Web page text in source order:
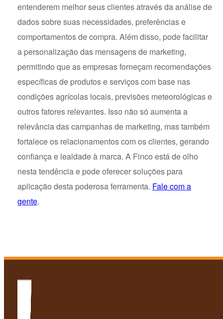
entenderem melhor seus clientes através da análise de
dados sobre suas necessidades, preferências e
comportamentos de compra. Além disso, pode facilitar
a personalização das mensagens de marketing,
permitindo que as empresas forneçam recomendações
específicas de produtos e serviços com base nas
condições agrícolas locais, previsões meteorológicas e
outros fatores relevantes. Isso não só aumenta a
relevância das campanhas de marketing, mas também
fortalece os relacionamentos com os clientes, gerando
confiança e lealdade à marca. A Finco está de olho
nesta tendência e pode oferecer soluções para
aplicação desta poderosa ferramenta. Fale com a
gente.